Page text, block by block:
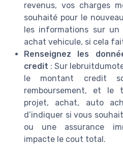
revenus, vos charges
souhaité pour le
les informations sur
achat vehicule, si cela
Renseignez les
credit : Sur
le montant credit
remboursement, et le
projet, achat, auto
d’indiquer si vous
ou une assurance
impacte le cout total.